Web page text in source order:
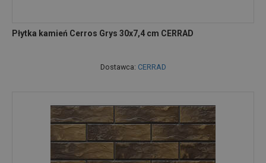
Płytka kamień Cerros Grys 30x7,4 cm CERRAD
Dostawca: CERRAD